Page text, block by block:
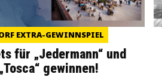
EXTRA-GEWINNSPIEL
für „Jedermann“ und
„Tosca“ gewinnen!